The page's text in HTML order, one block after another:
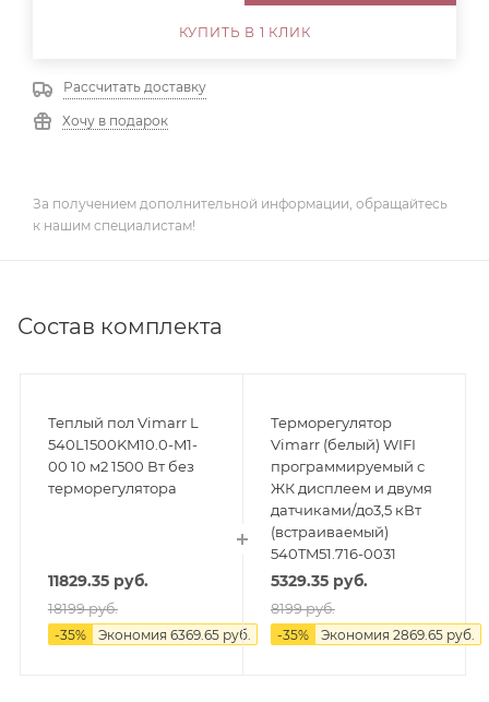
КУПИТЬ В 1 КЛИК
Рассчитать доставку
Хочу в подарок
За получением дополнительной информации, обращайтесь
к нашим специалистам!
Состав комплекта
Теплый пол Vimarr L
540L1500KM10.0-M1-
00 10 м2 1500 Вт без
терморегулятора
11829.35руб.
18199руб.
-35% Экономия 6369.65руб.
Терморегулятор
Vimarr (белый) WIFI
программируемый с
ЖК дисплеем и двумя
датчиками/до3,5 кВт
(встраиваемый)
540TM51.716-0031
5329.35 руб.
8199руб.
-35% Экономия 2869.65 руб.